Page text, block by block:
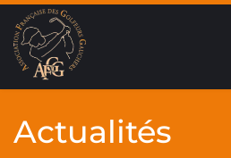
Actualités